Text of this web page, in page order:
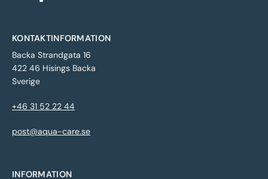
KONTAKTINFORMATION
Backa Strandgata 16
422 46 Hisings Backa
Sverige
+46 31 52 22 44
post@aqua-care.se
INFORMATION